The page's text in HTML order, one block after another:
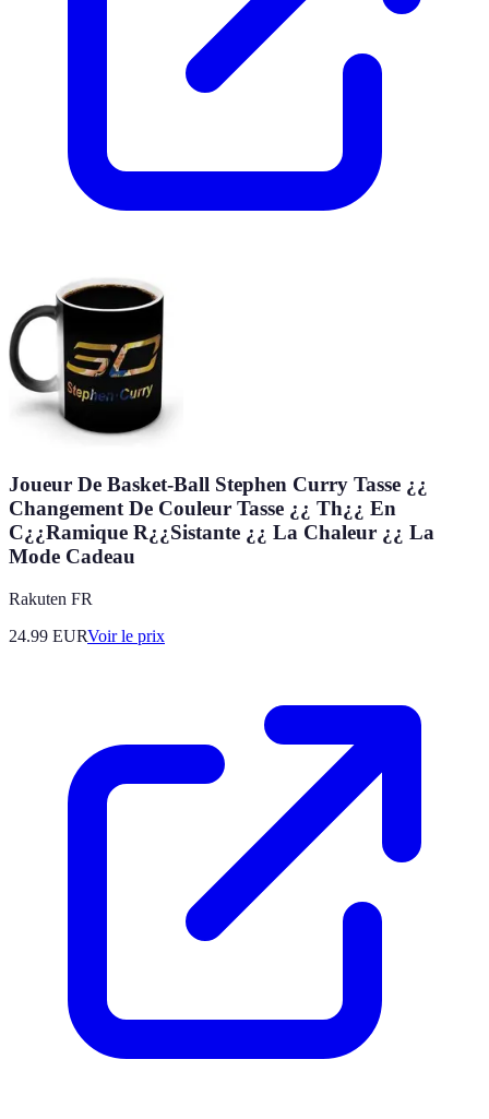
Joueur De Basket-Ball Stephen Curry Tasse ¿¿
Changement De Couleur Tasse ¿¿ Th¿¿ En
C¿¿Ramique R¿¿Sistante ¿¿ La Chaleur ¿¿ La
Mode Cadeau
Rakuten FR
24.99 EURVoir le prix